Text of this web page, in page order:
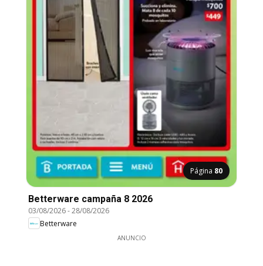
Página 80
Betterware campaña 8 2026
03/08/2026-28/08/2026
Betterware
ANUNCIO